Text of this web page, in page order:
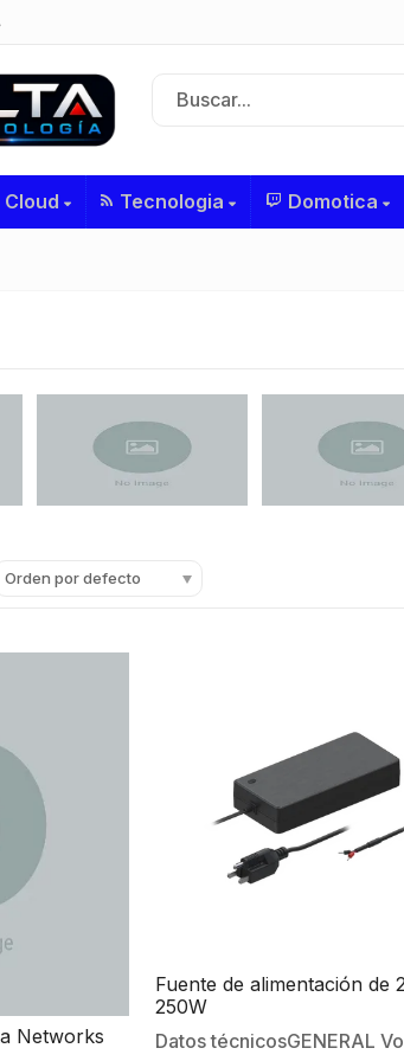
Cloud Tecnologia Domotica
Orden por defecto
Networks
Fuente de alimentación de
250W
Datos técnicosGENERAL